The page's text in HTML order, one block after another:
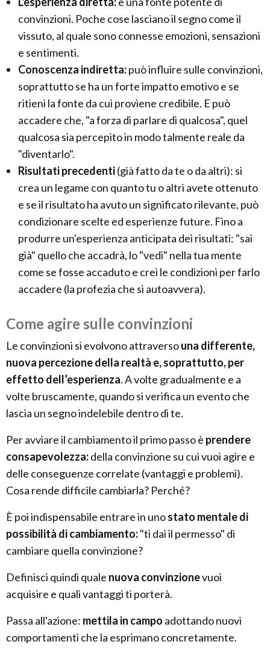
convinzioni. Poche cose lasciano il segno come il
vissuto, al quale sono connesse emozioni, sensazioni
e sentimenti.
Conoscenza indiretta:può influire sulle convinzioni,
soprattutto se ha un forte impatto emotivo e se
ritieni la fonte da cui proviene credibile. E può
accadere che, "a forza di parlare di qualcosa", quel
qualcosa sia percepito in modo talmente reale da
"diventarlo".
Risultati precedenti(già fatto da te o da altri): si
crea un legame con quanto tu o altri avete ottenuto
e se il risultato ha avuto un significato rilevante, può
condizionare scelte ed esperienze future. Fino a
produrre un'esperienza anticipata dei risultati: "sai
già" quello che accadrà, lo "vedi" nella tua mente
come se fosse accaduto e crei le condizioni per farlo
accadere (la profezia che si autoavvera).
Come agire sulle convinzioni
Le convinzioni si evolvono attraversouna differente,
nuova percezione della realtà e, soprattutto, per
effetto dell’esperienza. A volte gradualmente e a
volte bruscamente, quando si verifica un evento che
lascia un segno indelebile dentro di te.
Per avviare il cambiamento il primo passo è prendere
consapevolezza:della convinzione su cui vuoi agire e
delle conseguenze correlate (vantaggi e problemi).
Cosa rende difficile cambiarla? Perché?
È poi indispensabile entrare in unostato mentale di
possibilità di cambiamento:"ti dai il permesso" di
cambiare quella convinzione?
Definisci quindi quale nuova convinzionevuoi
acquisire e quali vantaggi ti porterà.
Passa all'azione: mettila in campo adottando nuovi
comportamenti che la esprimano concretamente.